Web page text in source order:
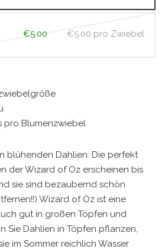
€5.00 €5.00 pro Zwiebel
pro Blumenzwiebel
blühenden Dahlien. Die perfekt
der Wizard of Oz erscheinen bis
sie sind bezaubernd schön
Wizard of Oz ist eine
gut in großen Töpfen und
Sie Dahlien in Töpfen pflanzen,
im Sommer reichlich Wasser